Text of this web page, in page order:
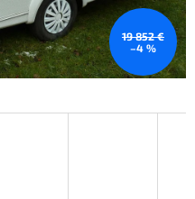
19 852 €
–4 %